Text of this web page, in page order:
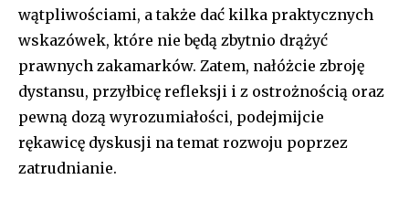
wątpliwościami, a także dać kilka praktycznych
wskazówek, które nie będą zbytnio drążyć
prawnych zakamarków. Zatem, nałóżcie zbroję
dystansu, przyłbicę refleksji i z ostrożnością oraz
pewną dozą wyrozumiałości, podejmijcie
rękawicę dyskusji na temat rozwoju poprzez
zatrudnianie.